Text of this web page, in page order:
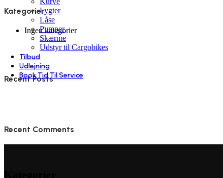
Lygter
Låse
Pumper
Skærme
Udstyr til Cargobikes
Tilbud
Udlejning
Book Tid Til Service
Kategorier
Ingen kategorier
Recent Posts
Recent Comments